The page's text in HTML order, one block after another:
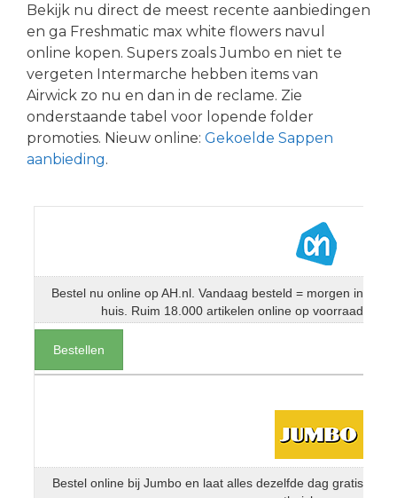
Bekijk nu direct de meest recente aanbiedingen
en ga Freshmatic max white flowers navul
online kopen. Supers zoals Jumbo en niet te
vergeten Intermarche hebben items van
Airwick zo nu en dan in de reclame. Zie
onderstaande tabel voor lopende folder
promoties. Nieuw online: Gekoelde Sappen
aanbieding.
Bestel nu online op AH.nl. Vandaag besteld = morgen in
huis. Ruim 18.000 artikelen online op voorraad
Bestellen
Bestel online bij Jumbo en laat alles dezelfde dag gratis